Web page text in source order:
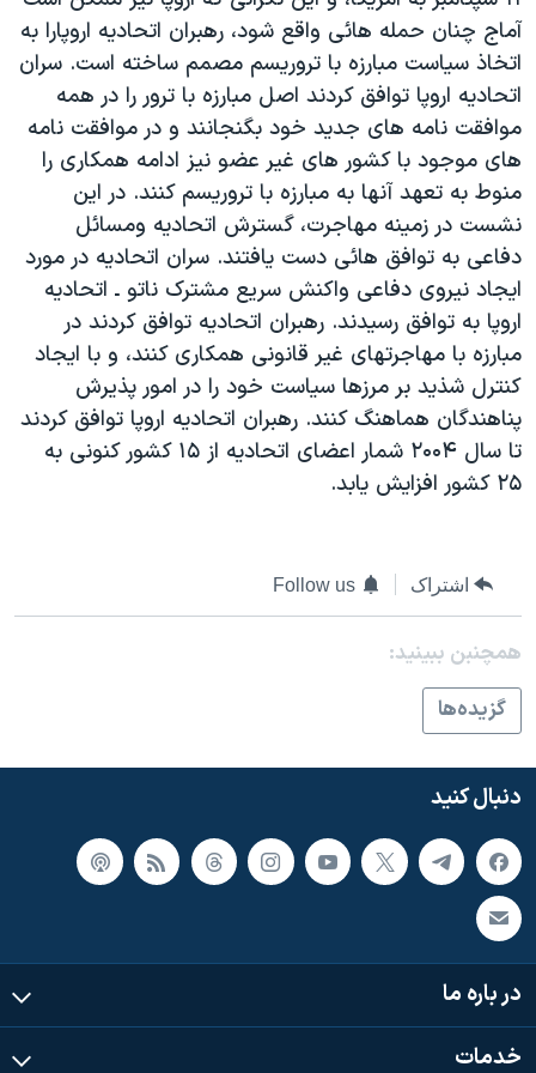
فرهنگ و زندگی
حقوق شهروندی
اقتصادی
علم و فناوری
اسرائیل در جنگ
گالری عکس
آرشیو پخش زنده
مستندها
انتخابات ریاست جمهوری آمریکا ۲۰۲۴
حمله جمهوری اسلامی به اسرائیل
ورزش زنان در ایران
اعتراضات زن، زندگی، آزادی
مجموعه مستندهای دادخواهی
تریبونال مردمی آبان ۹۸
دادگاه حمید نوری
چهل سال گروگان‌گیری
قانون شفافیت دارائی کادر رهبری ایران
اعتراضات مردمی آبان ۹۸
نرگس محمدی برنده جایزه نوبل صلح
صفحه‌های ویژه
سفر پرزیدنت ترامپ به چین
دنبال کنید
زبانهای مختلف
آماج چنان حمله هائی واقع شود، رهبران اتحاديه اروپارا به
اتخاذ سياست مبارزه با تروريسم مصمم ساخته است. سران
اتحاديه اروپا توافق کردند اصل مبارزه با ترور را در همه
موافقت نامه های جديد خود بگنجانند و در موافقت نامه
های موجود با کشور های غير عضو نيز ادامه همکاری را
منوط به تعهد آنها به مبارزه با تروريسم کنند. در اين
نشست در زمينه مهاجرت، گسترش اتحاديه ومسائل
دفاعی به توافق هائی دست يافتند. سران اتحاديه در مورد
ايجاد نيروی دفاعی واکنش سريع مشترک ناتو ـ اتحاديه
اروپا به توافق رسيدند. رهبران اتحاديه توافق کردند در
مبارزه با مهاجرتهای غير قانونی همکاری کنند، و با ايجاد
کنترل شذيد بر مرزها سياست خود را در امور پذيرش
پناهندگان هماهنگ کنند. رهبران اتحاديه اروپا توافق کردند
تا سال ۲۰۰۴ شمار اعضای اتحاديه از ۱۵ کشور کنونی به
۲۵ کشور افزايش يابد.
اشتراک Follow us
همچنبن ببینید:
گزيده‌ها
دنبال کنید
در باره ما
خدمات